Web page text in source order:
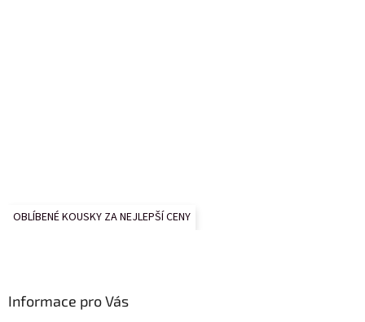
OBLÍBENÉ KOUSKY ZA NEJLEPŠÍ CENY
Informace pro Vás